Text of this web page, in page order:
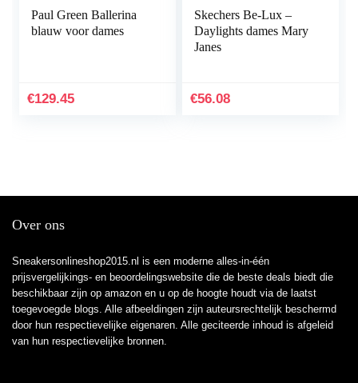
Paul Green Ballerina
blauw voor dames
€129.45
Skechers Be-Lux –
Daylights dames Mary
Janes
€56.08
Over ons
Sneakersonlineshop2015.nl is een moderne alles-in-één
prijsvergelijkings- en beoordelingswebsite die de beste deals biedt die
beschikbaar zijn op amazon en u op de hoogte houdt via de laatst
toegevoegde blogs. Alle afbeeldingen zijn auteursrechtelijk beschermd
door hun respectievelijke eigenaren. Alle geciteerde inhoud is afgeleid
van hun respectievelijke bronnen.